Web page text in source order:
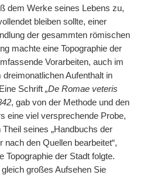
dem Werke seines Lebens zu,
bleiben sollte, einer
der gesammten römischen
machte eine Topographie der
Vorarbeiten, auch im
Aufenthalt in
Schrift „De Romae veteris
, gab von der Methode und den
eine viel versprechende Probe,
seines „Handbuchs der
nach den Quellen bearbeitet“,
Topographie der Stadt folgte.
großes Aufsehen Sie